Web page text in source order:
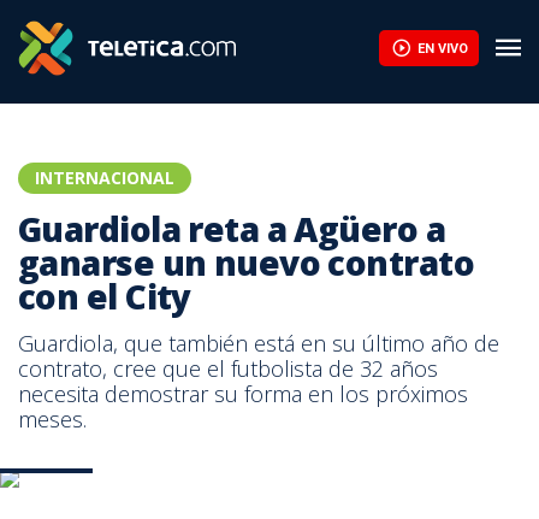
EN VIVO
INTERNACIONAL
Guardiola reta a Agüero a
ganarse un nuevo contrato
con el City
Guardiola, que también está en su último año de
contrato, cree que el futbolista de 32 años
necesita demostrar su forma en los próximos
meses.